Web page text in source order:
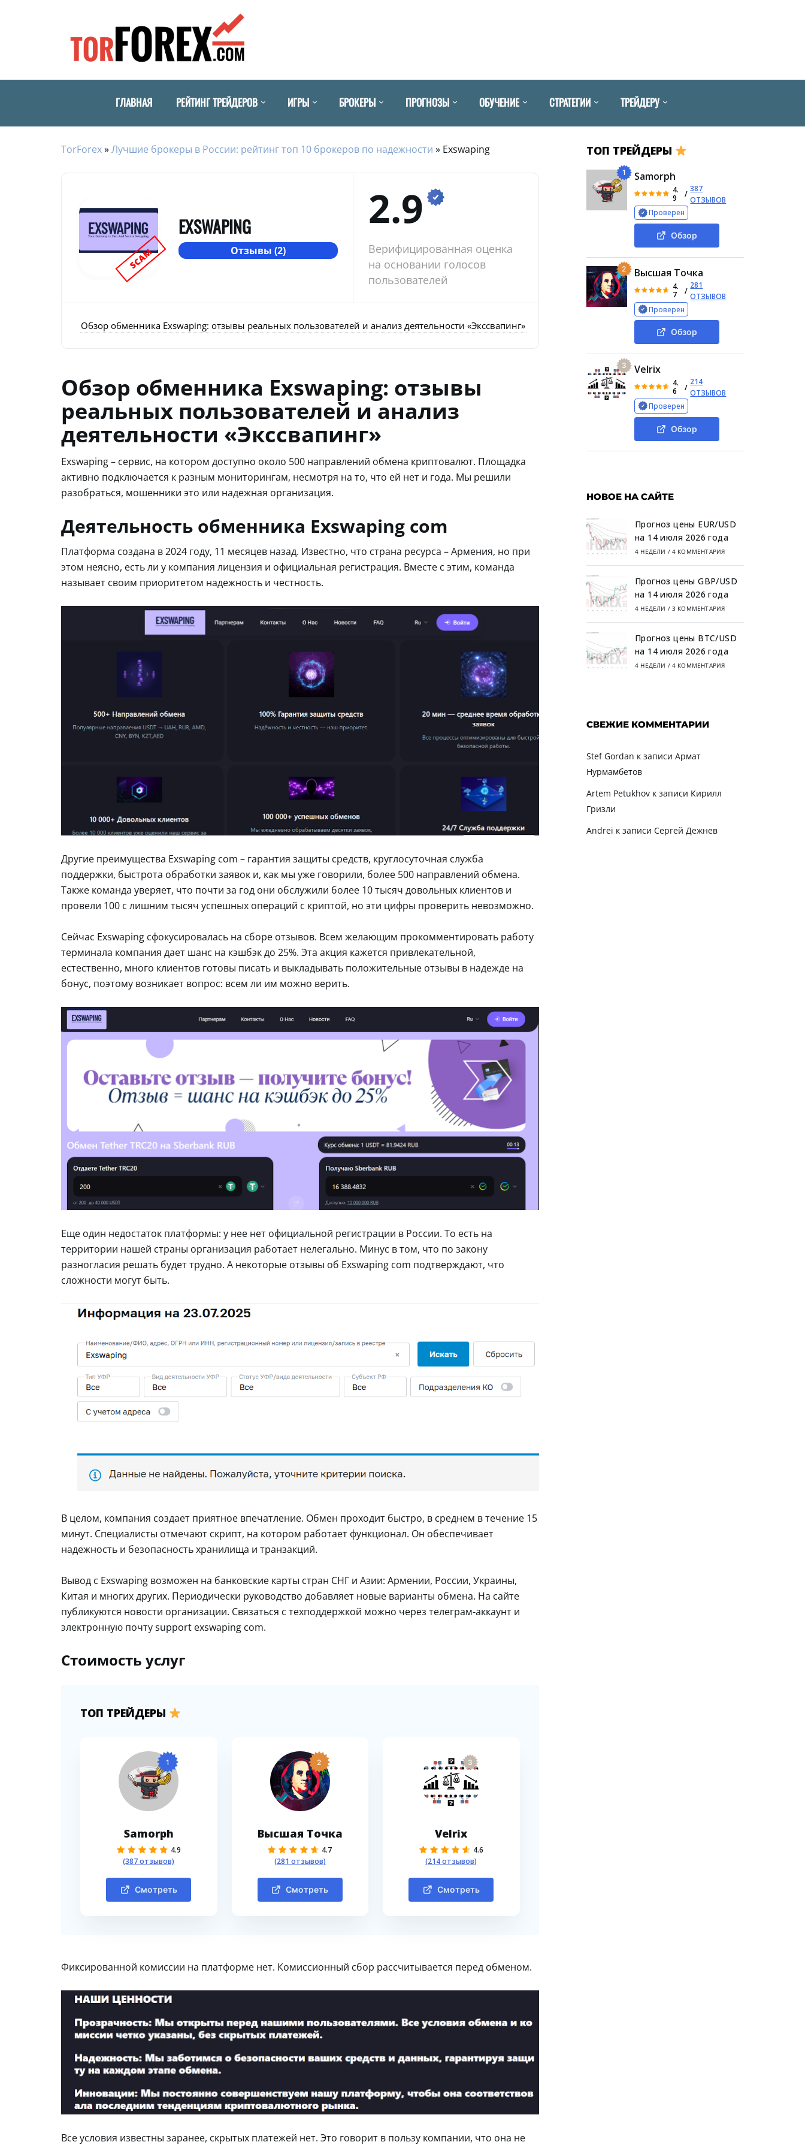
ГЛАВНАЯ РЕЙТИНГ ТРЕЙДЕРОВ ИГРЫ БРОКЕРЫ ПРОГНОЗЫ ОБУЧЕНИЕ СТРАТЕГИИ ТРЕЙДЕРУ
TorForex»Лучшие брокеры в России: рейтинг топ 10 брокеров по надежности » Exswaping
SCAM
EXSWAPING
Отзывы (2)
2.9
Верифицированная оценка
на основании голосов
пользователей
Обзор обменника Exswaping: отзывы реальных пользователей и анализ деятельности «Экссвапинг» Деятельность обменника Exswaping com
Обзор обменника Exswaping: отзывы
реальных пользователей и анализ
деятельности «Экссвапинг»
Exswaping – сервис, на котором доступно около 500 направлений обмена криптовалют. Площадка
активно подключается к разным мониторингам, несмотря на то, что ей нет и года. Мы решили
разобраться, мошенники это или надежная организация.
Деятельность обменника Exswaping com
Платформа создана в 2024 году, 11 месяцев назад. Известно, что страна ресурса – Армения, но при
этом неясно, есть ли у компания лицензия и официальная регистрация. Вместе с этим, команда
называет своим приоритетом надежность и честность.
Другие преимущества Exswaping com – гарантия защиты средств, круглосуточная служба
поддержки, быстрота обработки заявок и, как мы уже говорили, более 500 направлений обмена.
Также команда уверяет, что почти за год они обслужили более 10 тысяч довольных клиентов и
провели 100 с лишним тысяч успешных операций с криптой, но эти цифры проверить невозможно.
Сейчас Exswaping сфокусировалась на сборе отзывов. Всем желающим прокомментировать работу
терминала компания дает шанс на кэшбэк до 25%. Эта акция кажется привлекательной,
естественно, много клиентов готовы писать и выкладывать положительные отзывы в надежде на
бонус, поэтому возникает вопрос: всем ли им можно верить.
Еще один недостаток платформы: у нее нет официальной регистрации в России. То есть на
территории нашей страны организация работает нелегально. Минус в том, что по закону
разногласия решать будет трудно. А некоторые отзывы об Exswaping com подтверждают, что
сложности могут быть.
В целом, компания создает приятное впечатление. Обмен проходит быстро, в среднем в течение 15
минут. Специалисты отмечают скрипт, на котором работает функционал. Он обеспечивает
надежность и безопасность хранилища и транзакций.
Вывод с Exswaping возможен на банковские карты стран СНГ и Азии: Армении, России, Украины,
Китая и многих других. Периодически руководство добавляет новые варианты обмена. На сайте
публикуются новости организации. Связаться с техподдержкой можно через телеграм-аккаунт и
электронную почту support exswaping com.
Стоимость услуг
ТОП ТРЕЙДЕРЫ
1
Samorph
4.9
(387 отзывов)
Смотреть
2
Высшая Точка
4.7
(281 отзывов)
Смотреть
3
Velrix
4.6
(214 отзывов)
Смотреть
Фиксированной комиссии на платформе нет. Комиссионный сбор рассчитывается перед обменом.
Все условия известны заранее, скрытых платежей нет. Это говорит в пользу компании, что она не
ТОП ТРЕЙДЕРЫ
1 Samorph
4.
9
/
387
ОТЗЫВОВ
Проверен
Обзор
2 Высшая Точка
4.
7
/
281
ОТЗЫВОВ
Проверен
Обзор
3 Velrix
4.
6
/
214
ОТЗЫВОВ
Проверен
Обзор
НОВОЕ НА САЙТЕ
Прогноз цены EUR/USD
на 14 июля 2026 года
4 НЕДЕЛИ / 4 КОММЕНТАРИЯ
Прогноз цены GBP/USD
на 14 июля 2026 года
4 НЕДЕЛИ / 3 КОММЕНТАРИЯ
Прогноз цены BTC/USD
на 14 июля 2026 года
4 НЕДЕЛИ / 4 КОММЕНТАРИЯ
СВЕЖИЕ КОММЕНТАРИИ
Stef Gordan к записи Армат
Нурмамбетов
Artem Petukhovк записи Кирилл
Гризли
Andrei к записи Сергей Дежнев